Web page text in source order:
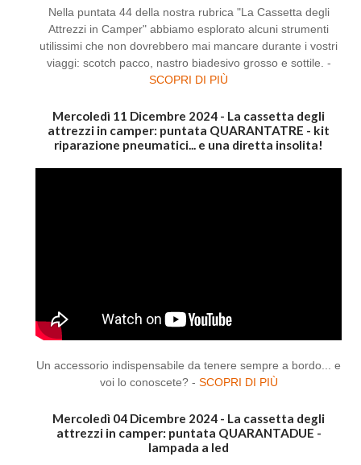
Nella puntata 44 della nostra rubrica "La Cassetta degli
Attrezzi in Camper" abbiamo esplorato alcuni strumenti
utilissimi che non dovrebbero mai mancare durante i vostri
viaggi: scotch pacco, nastro biadesivo grosso e sottile. -
SCOPRI DI PIÙ
Mercoledì 11 Dicembre 2024 - La cassetta degli
attrezzi in camper: puntata QUARANTATRE - kit
riparazione pneumatici... e una diretta insolita!
Un accessorio indispensabile da tenere sempre a bordo... e
voi lo conoscete? - SCOPRI DI PIÙ
Mercoledì 04 Dicembre 2024 - La cassetta degli
attrezzi in camper: puntata QUARANTADUE -
lampada a led